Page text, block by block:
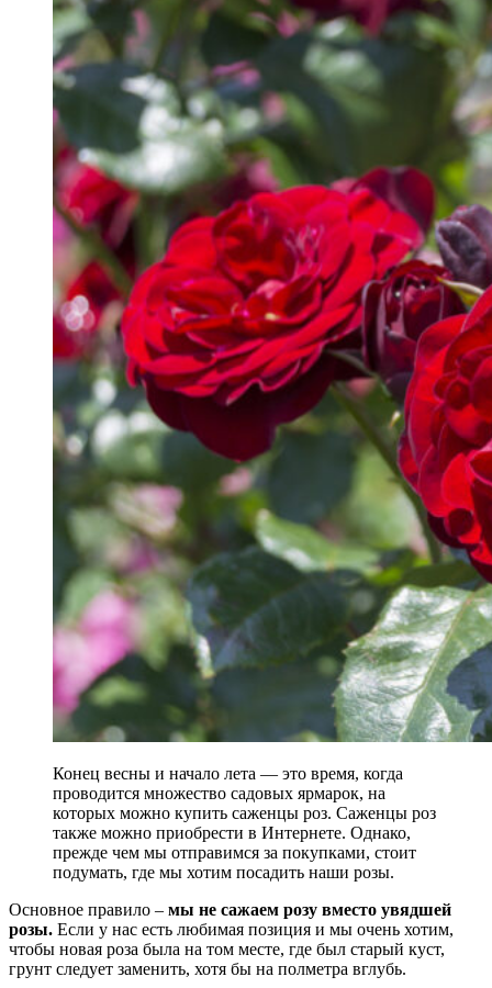
Конец весны и начало лета — это время, когда
проводится множество садовых ярмарок, на
которых можно купить саженцы роз. Саженцы роз
также можно приобрести в Интернете. Однако,
прежде чем мы отправимся за покупками, стоит
подумать, где мы хотим посадить наши розы.
Основное правило – мы не сажаем розу вместо увядшей
розы. Если у нас есть любимая позиция и мы очень хотим,
чтобы новая роза была на том месте, где был старый куст,
грунт следует заменить, хотя бы на полметра вглубь.